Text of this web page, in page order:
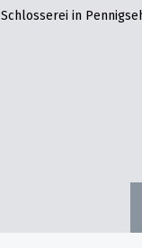
Schlosserei in